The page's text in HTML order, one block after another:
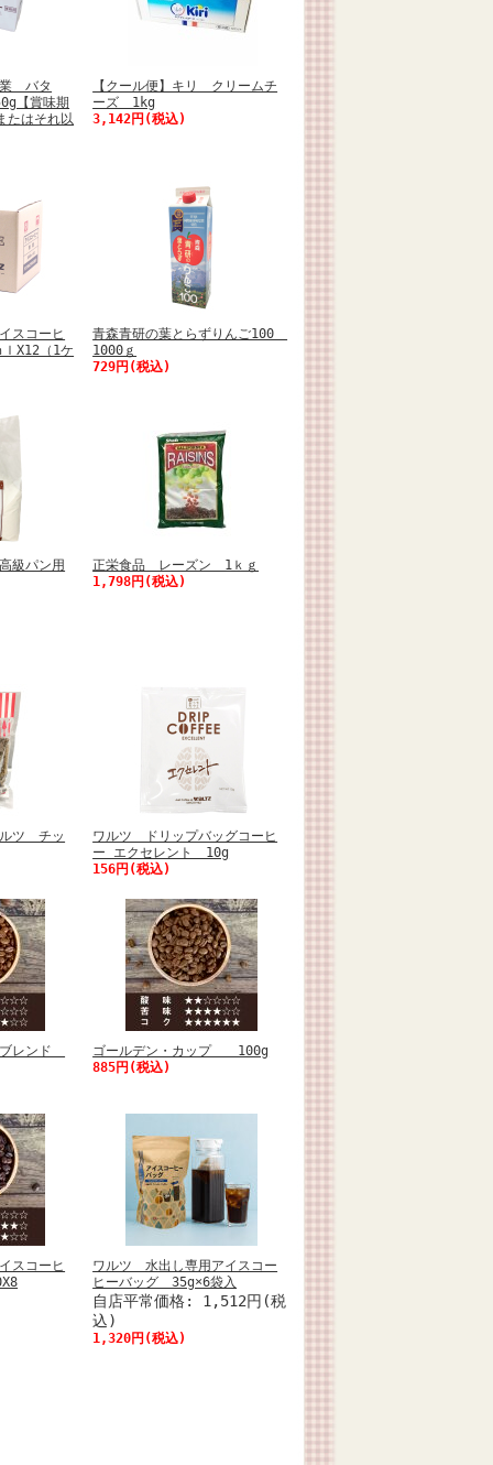
業 バタ
【賞味期
たはそれ以
【クール便】キリ クリームチ
ーズ 1kg
3,142円(税込)
スコーヒ
X12（1ケ
青森青研の葉とらずりんご100
1000ｇ
729円(税込)
級パン用
正栄食品 レーズン 1ｋｇ
1,798円(税込)
ルツ チッ
ワルツ ドリップバッグコーヒ
ー エクセレント 10g
156円(税込)
レンド
ゴールデン・カップ 100g
885円(税込)
スコーヒ
ワルツ 水出し専用アイスコー
ヒーバッグ 35g×6袋入
自店平常価格: 1,512円(税
込)
1,320円(税込)